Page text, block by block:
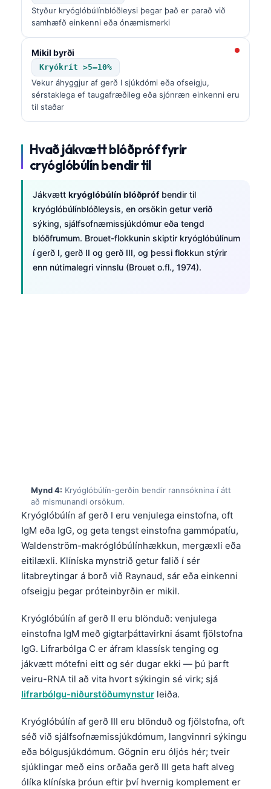
Styður kryóglóbúlínblóðleysi þegar það er parað við
samhæfð einkenni eða ónæmismerki
Mikil byrði
Kryókrít >5–10%
Vekur áhyggjur af gerð I sjúkdómi eða ofseigju,
sérstaklega ef taugafræðileg eða sjónræn einkenni eru
til staðar
Hvað jákvætt blóðpróf fyrir
cryóglóbúlín bendir til
Jákvætt kryóglóbúlín blóðprófbendir til
kryóglóbúlínblóðleysis, en orsökin getur verið
sýking, sjálfsofnæmissjúkdómur eða tengd
blóðfrumum. Brouet-flokkunin skiptir kryóglóbúlínum
í gerð I, gerð II og gerð III, og þessi flokkun stýrir
enn nútímalegri vinnslu (Brouet o.fl., 1974).
að mismunandi orsökum.
Kryóglóbúlín af gerð I eru venjulega einstofna, oft
IgM eða IgG, og geta tengst einstofna gammópatíu,
Waldenström-makróglóbúlínhækkun, mergæxli eða
eitilæxli. Klíníska mynstrið getur falið í sér
litabreytingar á borð við Raynaud, sár eða einkenni
ofseigju þegar próteinbyrðin er mikil.
einstofna IgM með gigtarþáttavirkni ásamt fjölstofna
IgG. Lifrarbólga C er áfram klassísk tenging og
jákvætt mótefni eitt og sér dugar ekki — þú þarft
veiru-RNA til að vita hvort sýkingin sé virk; sjá
lifrarbólgu-niðurstöðumynsturleiða.
séð við sjálfsofnæmissjúkdómum, langvinnri sýkingu
eða bólgusjúkdómum. Gögnin eru óljós hér; tveir
sjúklingar með eins orðaða gerð III geta haft alveg
ólíka klíníska þróun eftir því hvernig komplement er
neytt og hvað sést í þvagi.